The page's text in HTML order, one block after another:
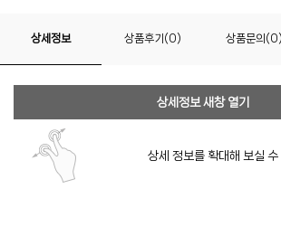
상세정보 상품후기(0) 상품문의(0)
상세정보 새창 열기
상세 정보를 확대해 보실 수